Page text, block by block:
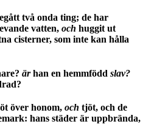
två onda ting; de har
vatten, och huggit ut
cisterner, som inte kan hålla
ärhan en hemmfödd slav?
över honom, och tjöt, och de
hans städer är uppbrända,